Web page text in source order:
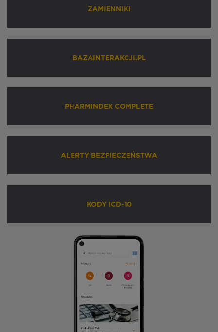
ZAMIENNIKI
BAZAINTERAKCJI.PL
PHARMINDEX COMPLETE
ALERTY BEZPIECZEŃSTWA
KODY ICD-10